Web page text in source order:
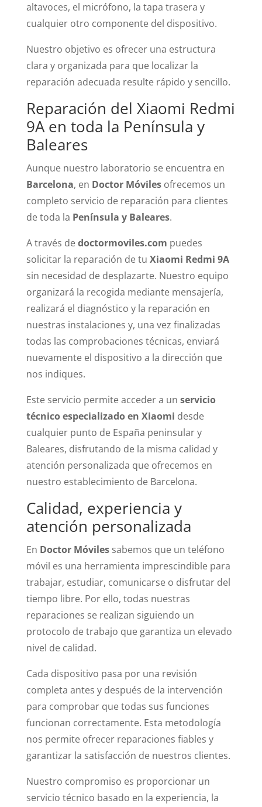
altavoces, el micrófono, la tapa trasera y
cualquier otro componente del dispositivo.
Nuestro objetivo es ofrecer una estructura
clara y organizada para que localizar la
reparación adecuada resulte rápido y sencillo.
Reparación del Xiaomi Redmi
9A en toda la Península y
Baleares
Aunque nuestro laboratorio se encuentra en
Barcelona, en Doctor Móvilesofrecemos un
completo servicio de reparación para clientes
de toda la Península y Baleares.
A través dedoctormoviles.com puedes
solicitar la reparación de tu Xiaomi Redmi 9A
sin necesidad de desplazarte. Nuestro equipo
organizará la recogida mediante mensajería,
realizará el diagnóstico y la reparación en
nuestras instalaciones y, una vez finalizadas
todas las comprobaciones técnicas, enviará
nuevamente el dispositivo a la dirección que
nos indiques.
Este servicio permite acceder a un servicio
técnico especializado en Xiaomi desde
cualquier punto de España peninsular y
Baleares, disfrutando de la misma calidad y
atención personalizada que ofrecemos en
nuestro establecimiento de Barcelona.
Calidad, experiencia y
atención personalizada
En Doctor Móvilessabemos que un teléfono
móvil es una herramienta imprescindible para
trabajar, estudiar, comunicarse o disfrutar del
tiempo libre. Por ello, todas nuestras
reparaciones se realizan siguiendo un
protocolo de trabajo que garantiza un elevado
nivel de calidad.
Cada dispositivo pasa por una revisión
completa antes y después de la intervención
para comprobar que todas sus funciones
funcionan correctamente. Esta metodología
nos permite ofrecer reparaciones fiables y
garantizar la satisfacción de nuestros clientes.
Nuestro compromiso es proporcionar un
servicio técnico basado en la experiencia, la